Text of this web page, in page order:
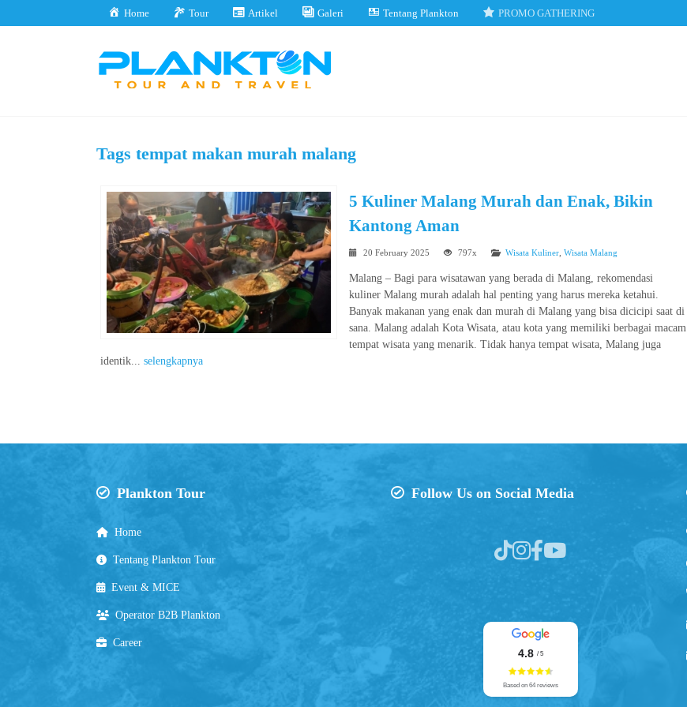
Home Tour Artikel Galeri Tentang Plankton PROMO GATHERING
Tags tempat makan murah malang
5 Kuliner Malang Murah dan Enak, Bikin
Kantong Aman
20 February 2025 797x Wisata Kuliner Wisata Malang
Malang – Bagi para wisatawan yang berada di Malang, rekomendasi
kuliner Malang murah adalah hal penting yang harus mereka ketahui.
Banyak makanan yang enak dan murah di Malang yang bisa dicicipi saat di
sana. Malang adalah Kota Wisata, atau kota yang memiliki berbagai macam
tempat wisata yang menarik. Tidak hanya tempat wisata, Malang juga
identik... selengkapnya
Plankton Tour
Home
Tentang Plankton Tour
Event & MICE
Operator B2B Plankton
Career
Follow Us on Social Media
4.8 / 5
Based on 64 reviews